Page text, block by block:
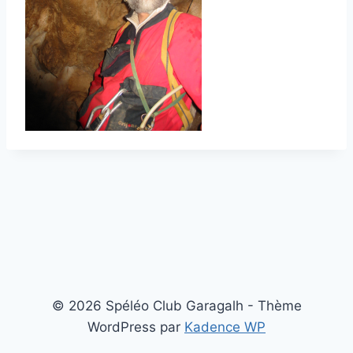
© 2026 Spéléo Club Garagalh - Thème
WordPress par Kadence WP